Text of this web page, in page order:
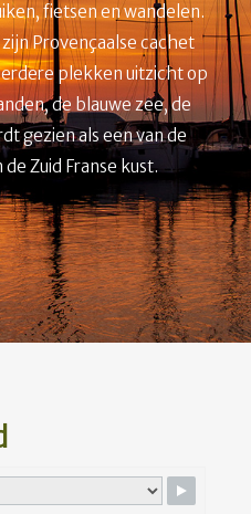
fietsen en wandelen.
Provençaalse cachet
plekken uitzicht op
de blauwe zee, de
gezien als een van de
Zuid Franse kust.